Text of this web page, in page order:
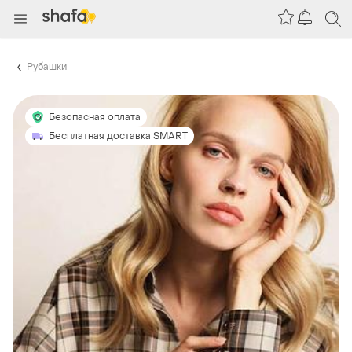
Рубашки
Безопасная оплата
Бесплатная доставка SMART